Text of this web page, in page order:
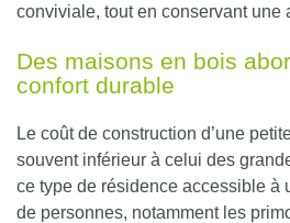
conviviale, tout en conservant une
Des maisons en bois
confort durable
Le coût de construction d’une
souvent inférieur à celui des
ce type de résidence accessible à
de personnes, notamment les